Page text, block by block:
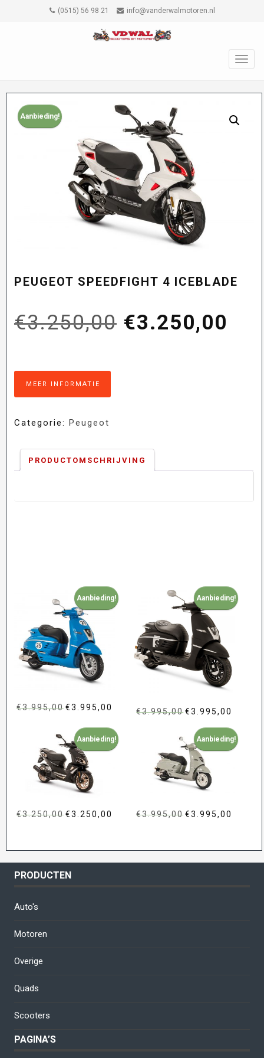
(0515) 56 98 21 info@vanderwalmotoren.nl
Aanbieding!
PEUGEOT SPEEDFIGHT 4 ICEBLADE
€3.250,00 €3.250,00
MEER INFORMATIE
Categorie: Peugeot
PRODUCTOMSCHRIJVING
Aanbieding!
€3.995,00 Oorspronkelijke
was:
€3.995,00.
€3.995,00
Huidige
is:
Aanbieding!
€3.995,00 Oorspronkelijke
prijs
was:
€3.995,00.
€3.995,00
prijs
is:
Aanbieding!
€3.250,00 Oorspronkelijke
€3.250,00.
€3.250,00
Huidige
€3.250,00.
Aanbieding!
€3.995,00 Oorspronkelijke
€3.995,00.
€3.995,00
PRODUCTEN
Auto's
Motoren
Overige
Quads
Scooters
PAGINA’S